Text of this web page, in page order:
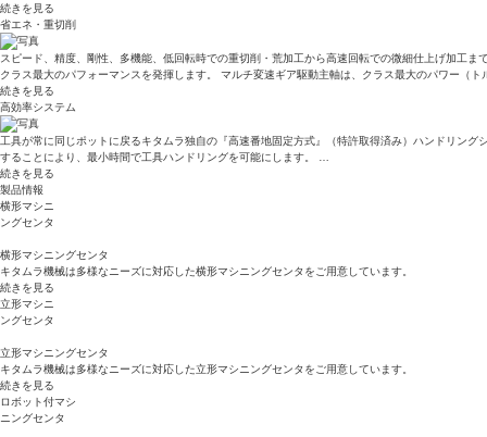
続きを見る
省エネ・重切削
スピード、精度、剛性、多機能、低回転時での重切削・荒加工から高速回転での微細仕上げ加工
クラス最大のパフォーマンスを発揮します。 マルチ変速ギア駆動主軸は、クラス最大のパワー（
続きを見る
高効率システム
工具が常に同じポットに戻るキタムラ独自の『高速番地固定方式』（特許取得済み）ハンドリン
することにより、最小時間で工具ハンドリングを可能にします。 …
続きを見る
製品情報
横形マシニ
ングセンタ
横形マシニングセンタ
キタムラ機械は多様なニーズに対応した横形マシニングセンタをご用意しています。
続きを見る
立形マシニ
ングセンタ
立形マシニングセンタ
キタムラ機械は多様なニーズに対応した立形マシニングセンタをご用意しています。
続きを見る
ロボット付マシ
ニングセンタ